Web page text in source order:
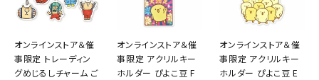
オンラインストア＆催
事限定 トレーディン
グめじるしチャーム ご
オンラインストア＆催
事限定 アクリルキー
ホルダー ぴよこ豆 F
オンラインストア＆催
事限定 アクリルキー
ホルダー ぴよこ豆 E